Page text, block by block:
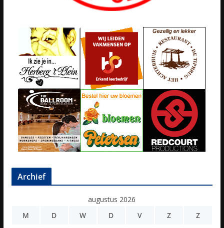
Archief
augustus 2026
M
D W D V Z Z